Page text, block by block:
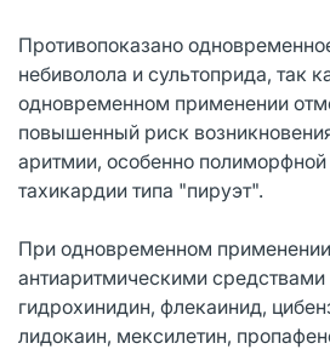
Противопоказано
небиволола и сультоприда, так
одновременном применении
повышенный риск
аритмии, особенно
тахикардии типа "пируэт".
При одновременном
антиаритмическими средствами
гидрохинидин, флекаинид,
лидокаин, мексилетин,